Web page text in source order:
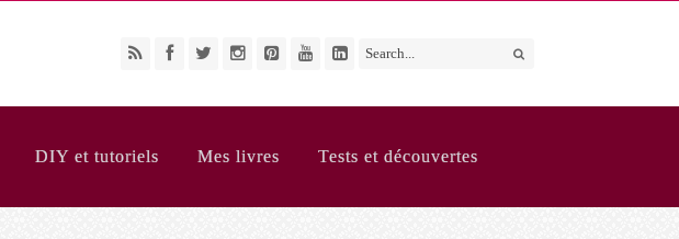
DIY et tutoriels Mes livres Tests et découvertes